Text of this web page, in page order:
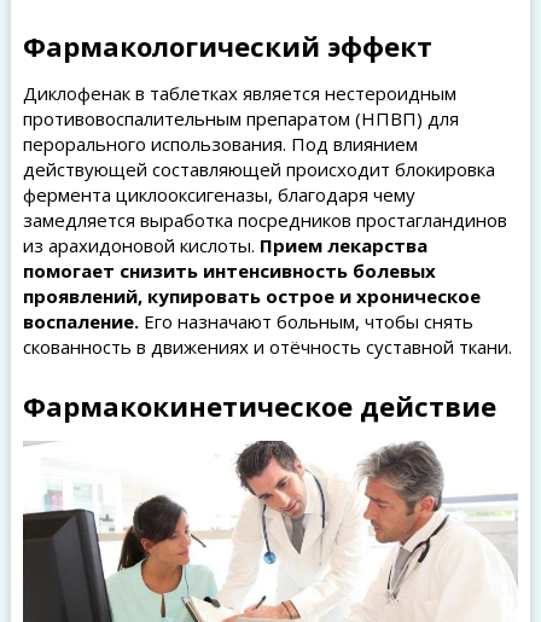
Фармакологический эффект
Диклофенак в таблетках является нестероидным
противовоспалительным препаратом (НПВП) для
перорального использования. Под влиянием
действующей составляющей происходит блокировка
фермента циклооксигеназы, благодаря чему
замедляется выработка посредников простагландинов
из арахидоновой кислоты. Прием лекарства
помогает снизить интенсивность болевых
проявлений, купировать острое и хроническое
воспаление.Его назначают больным, чтобы снять
скованность в движениях и отёчность суставной ткани.
Фармакокинетическое действие